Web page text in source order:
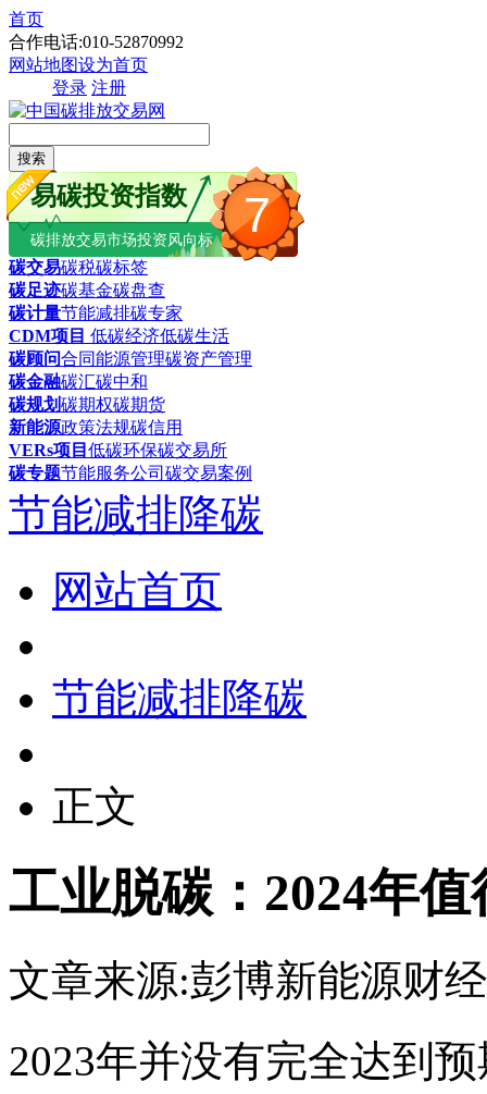
首页
合作电话:010-52870992
网站地图设为首页
登录 注册
搜索
7
易碳投资指数
碳排放交易市场投资风向标
碳交易碳税碳标签
碳足迹碳基金碳盘查
碳计量节能减排碳专家
CDM项目 低碳经济低碳生活
碳顾问合同能源管理碳资产管理
碳金融碳汇碳中和
碳规划碳期权碳期货
新能源政策法规碳信用
VERs项目 低碳环保碳交易所
碳专题节能服务公司 碳交易案例
节能减排降碳
网站首页
节能减排降碳
正文
工业脱碳：2024年
文章来源:彭博新能源财经
2023年并没有完全达到